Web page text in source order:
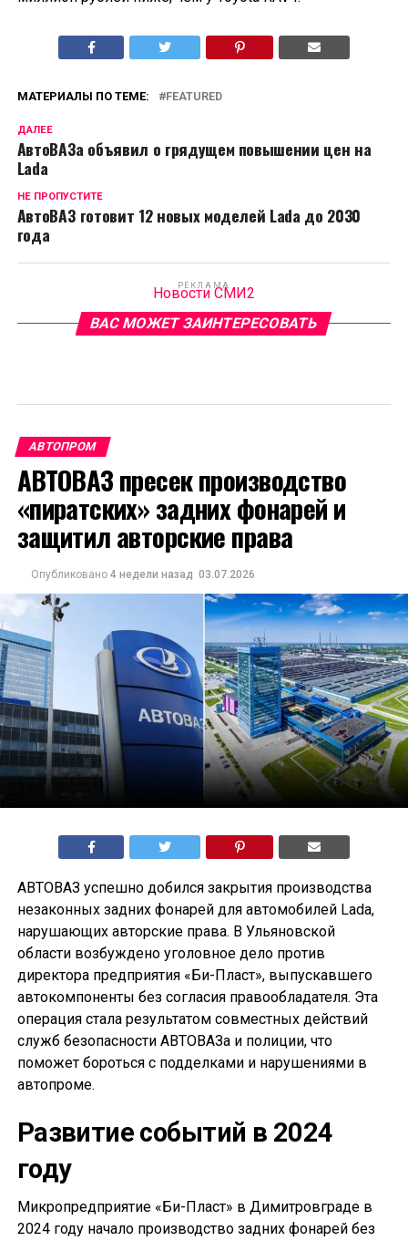
МАТЕРИАЛЫ ПО ТЕМЕ: FEATURED
ДАЛЕЕ
АвтоВАЗа объявил о грядущем повышении цен на
Lada
НЕ ПРОПУСТИТЕ
АвтоВАЗ готовит 12 новых моделей Lada до 2030
года
РЕКЛАМА
Новости СМИ2
ВАС МОЖЕТ ЗАИНТЕРЕСОВАТЬ
АВТОПРОМ
АВТОВАЗ пресек производство
«пиратских» задних фонарей и
защитил авторские права
Опубликовано 4 недели назад 03.07.2026
АВТОВАЗ успешно добился закрытия производства
незаконных задних фонарей для автомобилей Lada,
нарушающих авторские права. В Ульяновской
области возбуждено уголовное дело против
директора предприятия «Би-Пласт», выпускавшего
автокомпоненты без согласия правообладателя. Эта
операция стала результатом совместных действий
служб безопасности АВТОВАЗа и полиции, что
поможет бороться с подделками и нарушениями в
автопроме.
Развитие событий в 2024
году
Микропредприятие «Би-Пласт» в Димитровграде в
2024 году начало производство задних фонарей без